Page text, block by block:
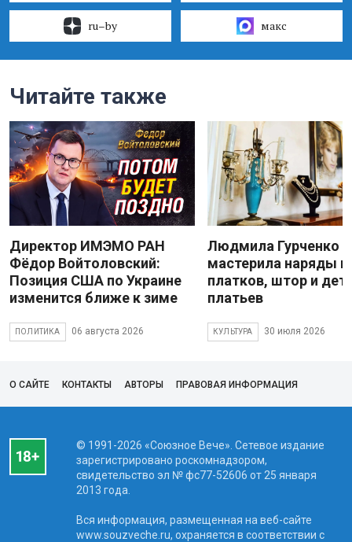
ru–by макс
Читайте также
Директор ИМЭМО РАН
Фёдор Войтоловский:
Позиция США по Украине
изменится ближе к зиме
ПОЛИТИКА 06 августа 2026
Людмила Гурченко
мастерила наряды
платков, штор и
платьев
КУЛЬТУРА 30 июля 2026
О САЙТЕ КОНТАКТЫ АВТОРЫ ПРАВОВАЯ ИНФОРМАЦИЯ
© 1991-2026 «Союзное Вече». Сетевое издание
зарегистрировано роскомнадзором,
свидетельство эл № фc77-52606 от 25 января
2013 года.
Вся информация, размещенная на веб-сайте
www.souzveche.ru, охраняется в соответствии с